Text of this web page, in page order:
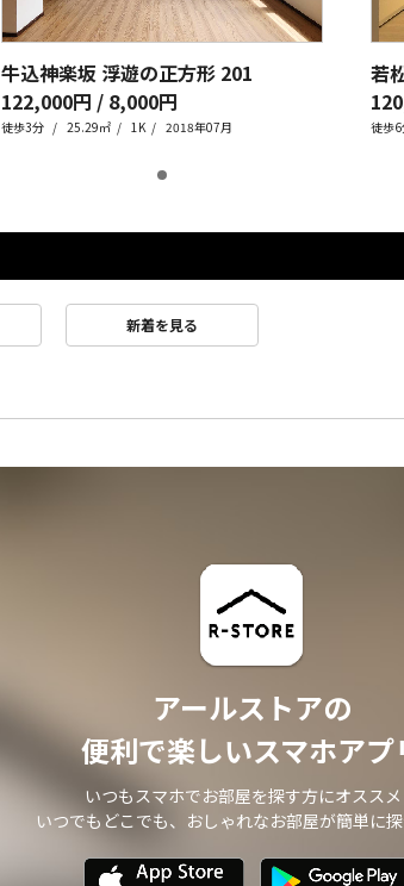
牛込神楽坂 浮遊の正方形 201
122,000円 / 8,000円
徒歩3分 25.29㎡ 1K 2018年07月 徒歩
新着を見る
アールストアの
便利で楽しいスマホアプ
いつもスマホでお部屋を探す方にオススメ
いつでもどこでも、おしゃれなお部屋が簡単に探